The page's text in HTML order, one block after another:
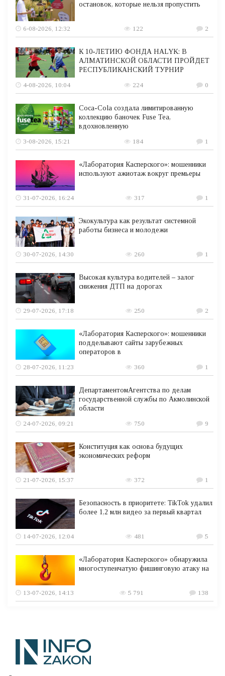
остановок, которые нельзя пропустить
6-08-2026, 12:32 122 2
К 10-ЛЕТИЮ ФОНДА HALYK: В
АЛМАТИНСКОЙ ОБЛАСТИ ПРОЙДЕТ
РЕСПУБЛИКАНСКИЙ ТУРНИР
4-08-2026, 10:04
224 0
Coca-Cola создала лимитированную
коллекцию баночек Fuse Tea,
вдохновленную
3-08-2026, 15:21
184 1
«Лаборатория Касперского»: мошенники
используют ажиотаж вокруг премьеры
31-07-2026, 16:24 317 1
Экокультура как результат системной
работы бизнеса и молодежи
30-07-2026, 14:30 260 1
Высокая культура водителей – залог
снижения ДТП на дорогах
29-07-2026, 17:18 250 2
«Лаборатория Касперского»: мошенники
подделывают сайты зарубежных
операторов в
28-07-2026, 11:23
360 1
ДепартаментомАгентства по делам
государственной службы по Акмолинской
области
24-07-2026, 09:21
750 9
Конституция как основа будущих
экономических реформ
21-07-2026, 15:37 372 1
Безопасность в приоритете: TikTok удалил
более 1,2 млн видео за первый квартал
14-07-2026, 12:04 481 5
«Лаборатория Касперского» обнаружила
многоступенчатую фишинговую атаку на
13-07-2026, 14:13 5 791 138